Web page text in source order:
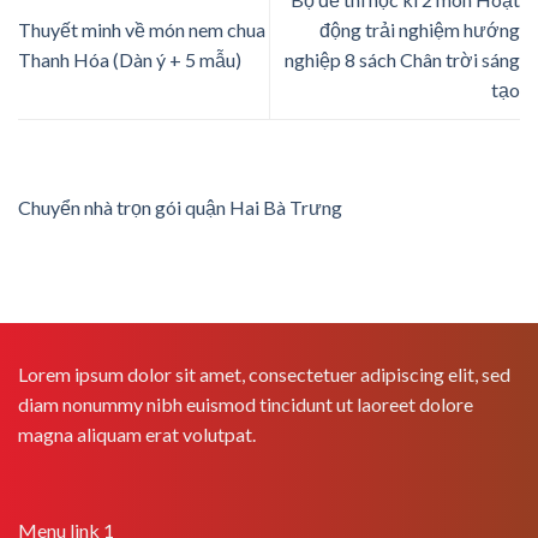
Thuyết minh về món nem chua
Thanh Hóa (Dàn ý + 5 mẫu)
động trải nghiệm hướng
nghiệp 8 sách Chân trời sáng
tạo
Chuyển nhà trọn gói quận Hai Bà Trưng
Lorem ipsum dolor sit amet, consectetuer adipiscing elit, sed
diam nonummy nibh euismod tincidunt ut laoreet dolore
magna aliquam erat volutpat.
Menu link 1